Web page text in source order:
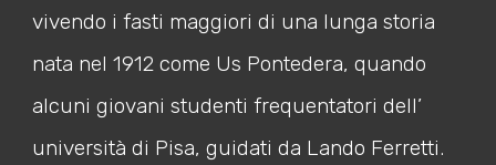
vivendo i fasti maggiori di una lunga storia
nata nel 1912 come Us Pontedera, quando
alcuni giovani studenti frequentatori dell’
università di Pisa, guidati da Lando Ferretti.